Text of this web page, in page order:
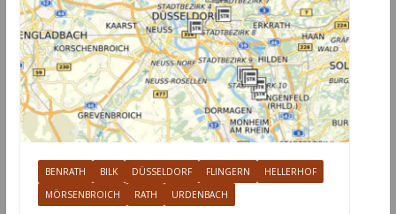
BENRATH BILK DÜSSELDORF FLINGERN
HELLERHOF
MÖRSENBROICH
RATH URDENBACH